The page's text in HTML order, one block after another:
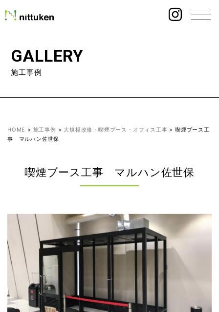
GALLERY
施工事例
HOME > 施工事例 >大規模改修・喫煙ブース・オフィス工事 >喫煙ブース工
事 マルハン佐世保
喫煙ブース工事 マルハン佐世保